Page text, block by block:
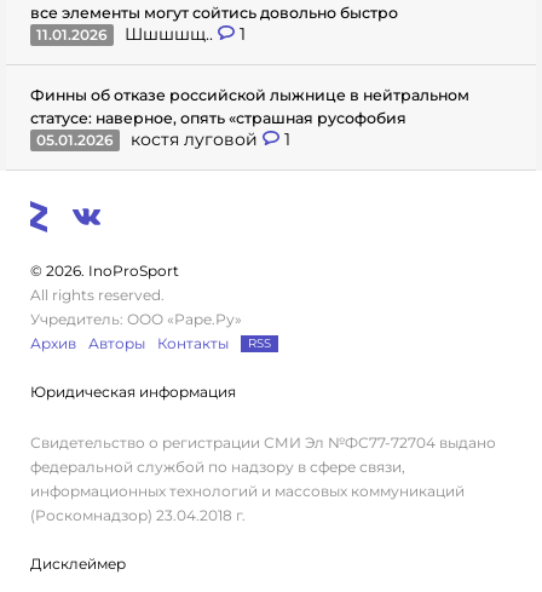
все элементы могут сойтись довольно быстро
11.01.2026
Шшшшщ.. 1
Финны об отказе российской лыжнице в нейтральном
статусе: наверное, опять «страшная русофобия
05.01.2026
костя луговой 1
© 2026. InoProSport
All rights reserved.
Учредитель: ООО «Раре.Ру»
Архив
Авторы Контакты RSS
Юридическая информация
Свидетельство о регистрации СМИ Эл №ФС77-72704 выдано
федеральной службой по надзору в сфере связи,
информационных технологий и массовых коммуникаций
(Роскомнадзор) 23.04.2018 г.
Дисклеймер